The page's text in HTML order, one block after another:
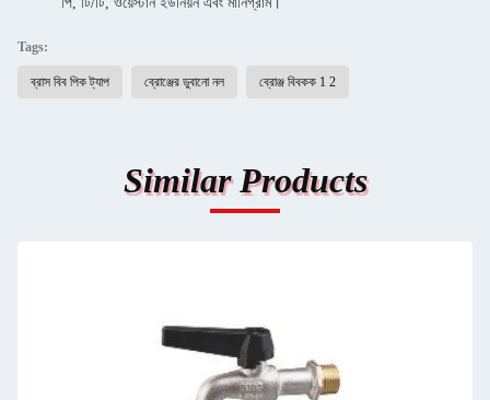
Tags:
ব্রাস বিব পিক ট্যাপ ব্রোঞ্জের ডুবানো নল ব্রোঞ্জ বিবকক 1 2
Similar Products